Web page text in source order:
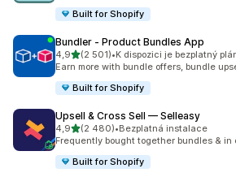
Built for Shopify
Bundler ‑ Product Bundles App
4,9z 5 hvězd
(2 501)
Celkový počet recenzí: 2501
•K dispozici je bezplatný
Earn more with bundle offers, bundle
Built for Shopify
Upsell & Cross Sell — Selleasy
4,9z 5 hvězd
(2 480)
Celkový počet recenzí: 2480
•Bezplatná instalace
Frequently bought together bundles & in
Built for Shopify